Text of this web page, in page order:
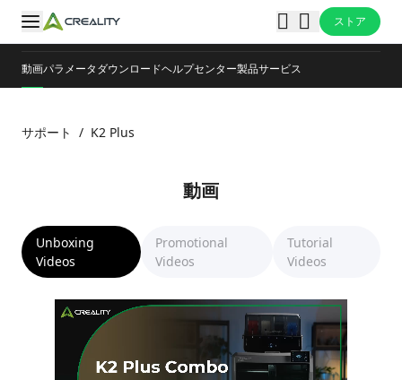
ストア
動画パラメータダウンロードヘルプセンター製品サービス
サポート / K2 Plus
動画
Unboxing
Videos
Promotional
Videos
Tutorial
Videos